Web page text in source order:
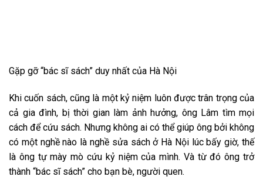
Gặp gỡ “bác sĩ sách” duy nhất của Hà Nội
Khi cuốn sách, cũng là một kỷ niệm luôn được trân trọng của
cả gia đình, bị thời gian làm ảnh hưởng, ông Lâm tìm mọi
cách để cứu sách. Nhưng không ai có thể giúp ông bởi không
có một nghề nào là nghề sửa sách ở Hà Nội lúc bấy giờ, thế
là ông tự mày mò cứu kỷ niệm của mình. Và từ đó ông trở
thành “bác sĩ sách” cho bạn bè, người quen.